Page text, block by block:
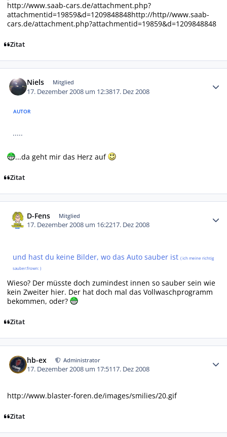
http://www.saab-cars.de/attachment.php?
attachmentid=19859&d=1209848848http://http//www.saab-
cars.de/attachment.php?attachmentid=19859&d=1209848848
Zitat
Niels Mitglied
17. Dezember 2008 um 12:3817. Dez 2008
AUTOR
.....
...da geht mir das Herz auf
Zitat
D-Fens Mitglied
17. Dezember 2008 um 16:2217. Dez 2008
und hast du keine Bilder, wo das Auto sauber ist( ich meine richtig
sauber:frown: )
Wieso? Der müsste doch zumindest innen so sauber sein wie
kein Zweiter hier. Der hat doch mal das Vollwaschprogramm
bekommen, oder?
Zitat
hb-ex Administrator
17. Dezember 2008 um 17:5117. Dez 2008
http://www.blaster-foren.de/images/smilies/20.gif
Zitat